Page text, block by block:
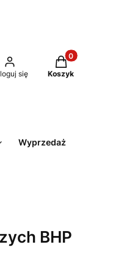
się
Produkty w
Koszyk
Wyprzedaż
BHP